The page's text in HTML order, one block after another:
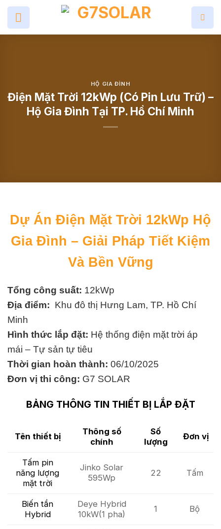
Skip
content
HỘ GIA ĐÌNH
Điện Mặt Trời 12kWp (Có Pin Lưu Trữ) –
Hộ Gia Đình Tại TP. Hồ Chí Minh
Dự Án Điện Mặt Trời 12kWp Hộ
Gia Đình – Giải Pháp Tiết Kiệm
Và Bền Vững
Tổng công suất: 12kWp
Địa điểm: Khu đô thị Hưng Lam, TP. Hồ Chí
Minh
Hình thức lắp đặt: Hệ thống điện mặt trời áp
mái – Tự sản tự tiêu
Thời gian hoàn thành: 06/10/2025
Đơn vị thi công: G7 SOLAR
BẢNG THÔNG TIN THIẾT BỊ LẮP ĐẶT
Tên thiết bị
Thông số
chính
Số
lượng
Đơn vị
Tấm pin
năng lượng
mặt trời
Jinko Solar
595Wp
22 Tấm
Biến tần
Hybrid
Deye Hybrid
10kW(1 pha)
1 Bộ